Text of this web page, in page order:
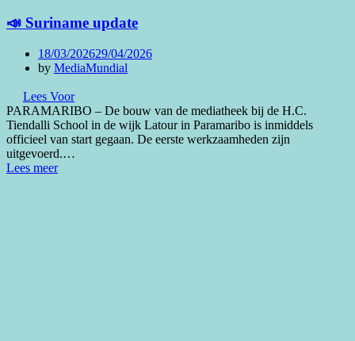
📣 Suriname update
Posted
on
18/03/202629/04/2026
by MediaMundial
Lees Voor
PARAMARIBO – De bouw van de mediatheek bij de H.C.
Tiendalli School in de wijk Latour in Paramaribo is inmiddels
officieel van start gegaan. De eerste werkzaamheden zijn
uitgevoerd.…
Lees meer